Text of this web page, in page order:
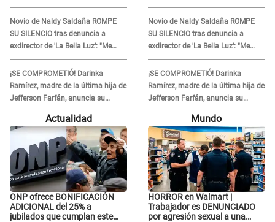
Novio de Naldy Saldaña ROMPE
SU SILENCIO tras denuncia a
exdirector de 'La Bella Luz': "Me
basta con que ella esté bien"
¡SE COMPROMETIÓ! Darinka
Ramírez, madre de la última hija de
Jefferson Farfán, anuncia su
compromiso: "Sí, para siempre"
Novio de Naldy Saldaña ROMPE
SU SILENCIO tras denuncia a
exdirector de 'La Bella Luz': "Me
basta con que ella esté bien"
¡SE COMPROMETIÓ! Darinka
Ramírez, madre de la última hija de
Jefferson Farfán, anuncia su
compromiso: "Sí, para siempre"
Actualidad
ONP ofrece BONIFICACIÓN
ADICIONAL del 25% a
jubilados que cumplan este
Mundo
HORROR en Walmart |
Trabajador es DENUNCIADO
por agresión sexual a una